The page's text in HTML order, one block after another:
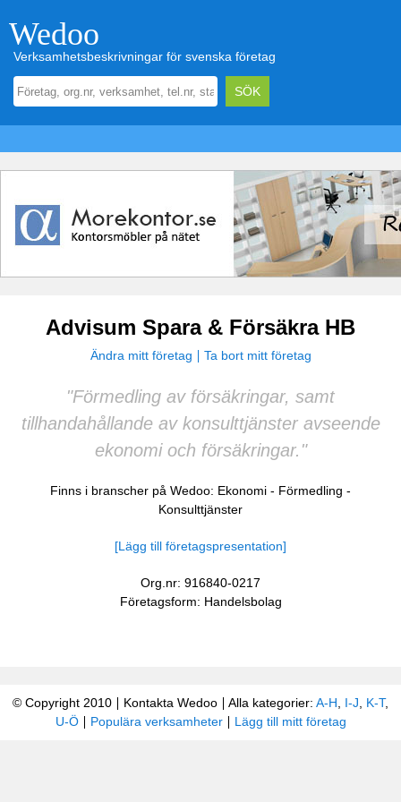
Wedoo
Verksamhetsbeskrivningar för svenska företag
Advisum Spara & Försäkra HB
Ändra mitt företag Ta bort mitt företag
"Förmedling av försäkringar, samt
tillhandahållande av konsulttjänster avseende
ekonomi och försäkringar."
Finns i branscher på Wedoo: Ekonomi - Förmedling -
Konsulttjänster
[Lägg till företagspresentation]
Org.nr: 916840-0217
Företagsform: Handelsbolag
© Copyright 2010 Kontakta Wedoo Alla kategorier: A-H I-J K-T,
U-Ö
Populära verksamheter Lägg till mitt företag